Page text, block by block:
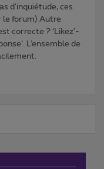
d'inquiétude, ces
le forum) Autre
correcte ? ‘Likez’-
L’ensemble de